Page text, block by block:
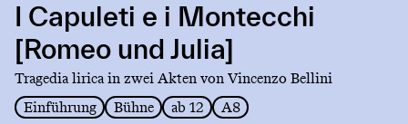
Capuleti
Montecchi
[Romeo
und
I Capuleti e i Montecchi
[Romeo und Julia]
Tragedia lirica in zwei Akten von Vincenzo Bellini
Einführung
Bühne ab 12 A8